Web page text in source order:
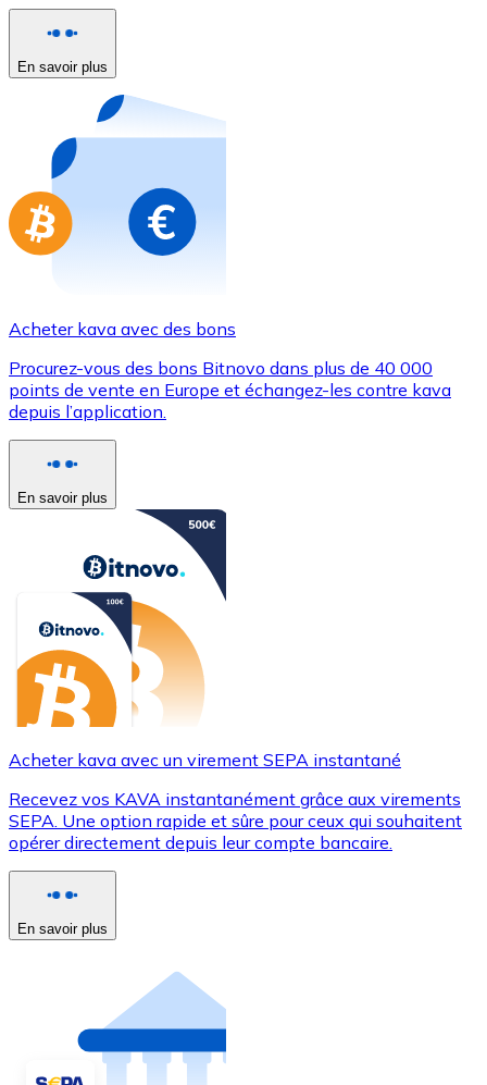
Acheter avec carte
Nouveau
Achetez des cartes-cadeaux de vos marques
Aller à la boutique de cartes-cadeaux
En savoir plus
Acheter kava avec des bons
Procurez-vous des bons Bitnovo dans plus de 40 000
points de vente en Europe et échangez-les contre kava
depuis l’application.
En savoir plus
Acheter kava avec un virement SEPA instantané
Recevez vos KAVA instantanément grâce aux virements
SEPA. Une option rapide et sûre pour ceux qui souhaitent
opérer directement depuis leur compte bancaire.
En savoir plus